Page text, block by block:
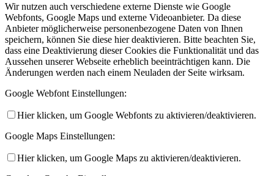
Wir nutzen auch verschiedene externe Dienste wie Google
Webfonts, Google Maps und externe Videoanbieter. Da diese
Anbieter möglicherweise personenbezogene Daten von Ihnen
speichern, können Sie diese hier deaktivieren. Bitte beachten Sie,
dass eine Deaktivierung dieser Cookies die Funktionalität und das
Aussehen unserer Webseite erheblich beeinträchtigen kann. Die
Änderungen werden nach einem Neuladen der Seite wirksam.
Google Webfont Einstellungen:
Hier klicken, um Google Webfonts zu aktivieren/deaktivieren.
Google Maps Einstellungen:
Hier klicken, um Google Maps zu aktivieren/deaktivieren.